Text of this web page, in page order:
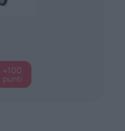
+100
punti